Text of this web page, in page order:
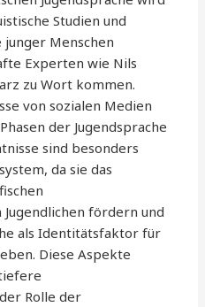
Studien und
junger Menschen
Experten wie Nils
zu Wort kommen.
von sozialen Medien
der Jugendsprache
sind besonders
da sie das
fördern und
als Identitätsfaktor für
Diese Aspekte
Rolle der